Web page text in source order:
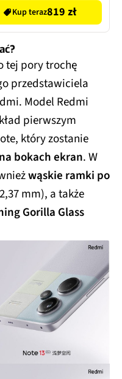
Kup teraz819 zł
tej pory trochę
przedstawiciela
Model Redmi
pierwszym
który zostanie
bokach ekran. W
wąskie ramki po
mm), a także
Gorilla Glass